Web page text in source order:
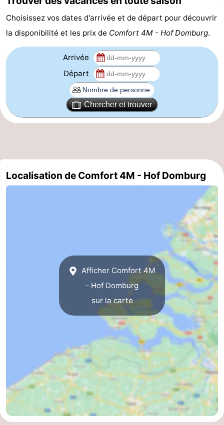
Nature
Walcherse
bos
-
Dishoek
-
Vlissingen
-
Vlaanderen
-
Cadzand
-
Choisissez vos dates d'arrivée et de départ pour découvrir
la disponibilité et les prix de Comfort 4M - Hof Domburg.
Arrivée
Départ
Chercher et trouver
Localisation de Comfort 4M - Hof Domburg
Afficher Comfort 4M
- Hof Domburg
sur la carte